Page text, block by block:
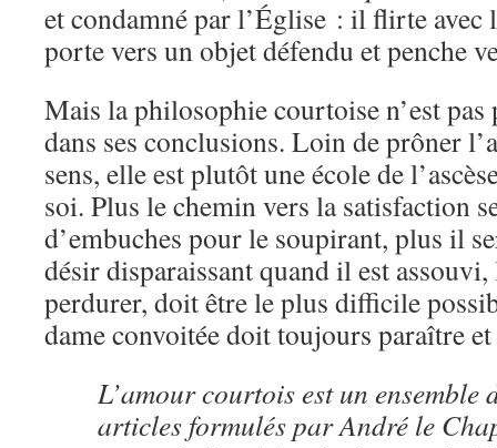
et condamné par l’Église : il flirte avec
porte vers un objet défendu et penche
Mais la philosophie courtoise n’est
dans ses conclusions. Loin de prôner
sens, elle est plutôt une école de
soi. Plus le chemin vers la satisfaction
d’embuches pour le soupirant, plus il
désir disparaissant quand il est
perdurer, doit être le plus difficile
dame convoitée doit toujours paraître
L’amour courtois est un ensemble
articles formulés par André le